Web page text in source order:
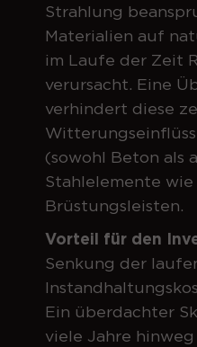
Strahlung
Materialien auf
im Laufe der Zeit
verursacht. Eine
verhindert diese
(sowohl Beton als
Stahlelemente
Brüstungsleisten.
Vorteil für den
Senkung der
Ein überdachter
viele Jahre hinweg